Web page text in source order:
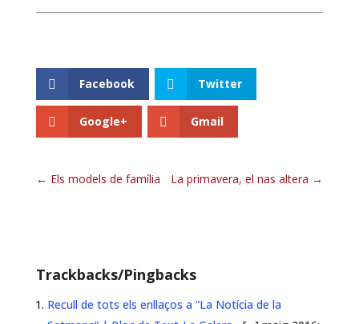
Facebook Twitter
Google+ Gmail
La primavera, el nas altera
Els models de família
Trackbacks/Pingbacks
Recull de tots els enllaços a “La Notícia de la